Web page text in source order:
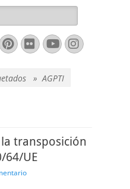
Pinterest
FlickrYouTube
»AGPTI
transposición
64/UE